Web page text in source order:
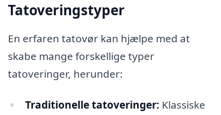
Tatoveringstyper
En erfaren tatovør kan hjælpe med at
skabe mange forskellige typer
tatoveringer, herunder:
Traditionelle tatoveringer: Klassiske